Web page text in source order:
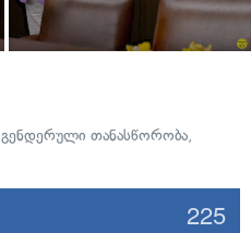
გენდერული თანასწორობა,
225